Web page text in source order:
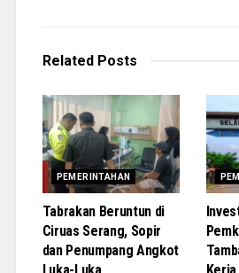
Related Posts
PEMERINTAHAN
Tabrakan Beruntun di
Ciruas Serang, Sopir
dan Penumpang Angkot